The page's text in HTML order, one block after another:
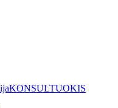
KONSULTUOKIS